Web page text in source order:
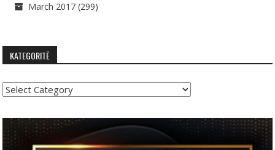
March 2017 (299)
KATEGORITË
Kategoritë